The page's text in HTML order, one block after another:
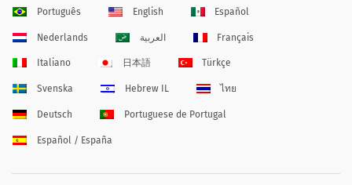
Português English Español
Nederlands العربية Français
Italiano 日本語 Türkçe
Svenska Hebrew IL ไทย
Deutsch Portuguese de Portugal
Español / España